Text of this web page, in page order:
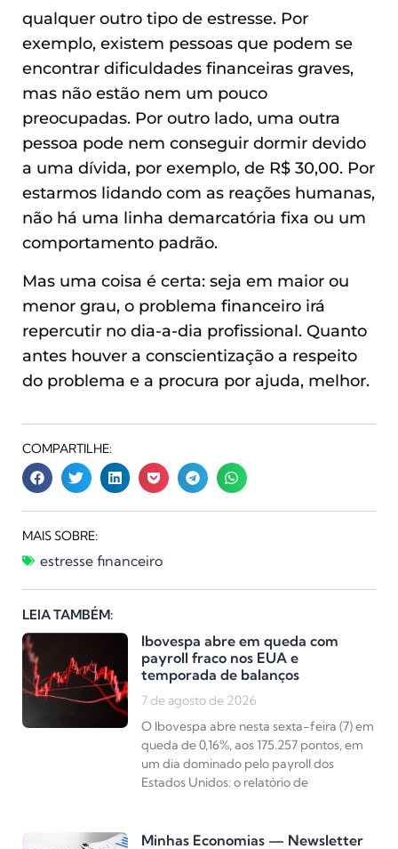
qualquer outro tipo de estresse. Por
exemplo, existem pessoas que podem se
encontrar dificuldades financeiras graves,
mas não estão nem um pouco
preocupadas. Por outro lado, uma outra
pessoa pode nem conseguir dormir devido
a uma dívida, por exemplo, de R$ 30,00. Por
estarmos lidando com as reações humanas,
não há uma linha demarcatória fixa ou um
comportamento padrão.
Mas uma coisa é certa: seja em maior ou
menor grau, o problema financeiro irá
repercutir no dia-a-dia profissional. Quanto
antes houver a conscientização a respeito
do problema e a procura por ajuda, melhor.
COMPARTILHE:
MAIS SOBRE:
estresse financeiro
LEIA TAMBÉM:
Ibovespa abre em queda com
payroll fraco nos EUA e
temporada de balanços
7 de agosto de 2026
O Ibovespa abre nesta sexta-feira (7) em
queda de 0,16%, aos 175.257 pontos, em
um dia dominado pelo payroll dos
Estados Unidos: o relatório de
Minhas Economias — Newsletter